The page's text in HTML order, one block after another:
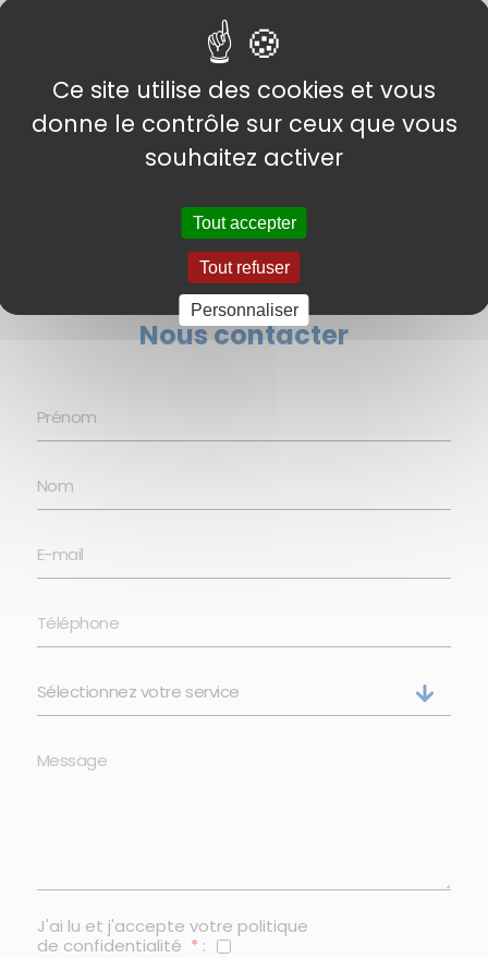
servir à mémoriser votre identifiant client auprès
d'un site marchand, le contenu courant de votre
panier d'achat, un identifiant permettant de
tracer votre navigation pour des finalités
statistiques ou publicitaires,etc.
> En savoir plus sur les cookies, leur
Nous contacter
J'ai lu et j'accepte votre politique
de confidentialité * :
Ce site utilise des cookies et vous
donne le contrôle sur ceux que vous
souhaitez activer
Tout accepter
Tout refuser
Personnaliser